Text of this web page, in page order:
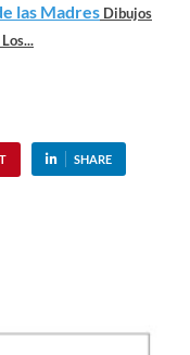
las Madres Dibujos
SHARE